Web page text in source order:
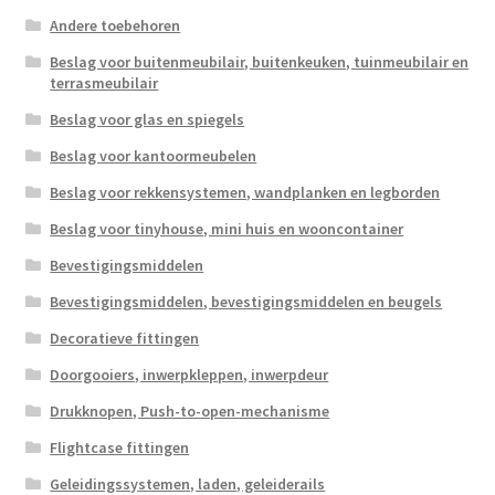
Andere toebehoren
Beslag voor buitenmeubilair, buitenkeuken, tuinmeubilair en
terrasmeubilair
Beslag voor glas en spiegels
Beslag voor kantoormeubelen
Beslag voor rekkensystemen, wandplanken en legborden
Beslag voor tinyhouse, mini huis en wooncontainer
Bevestigingsmiddelen
Bevestigingsmiddelen, bevestigingsmiddelen en beugels
Decoratieve fittingen
Doorgooiers, inwerpkleppen, inwerpdeur
Drukknopen, Push-to-open-mechanisme
Flightcase fittingen
Geleidingssystemen, laden, geleiderails